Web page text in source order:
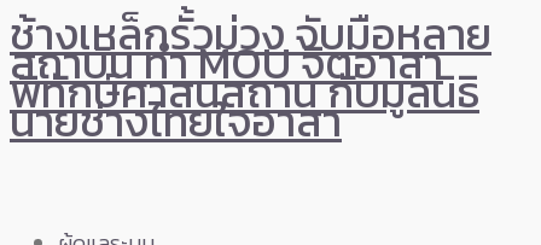
ช้างเหล็กรั้วม่วง จับมือหลาย
สถาบัน ทำ MOU จิตอาสา
พิทักษ์ศาสนสถาน กับมูลนิธิ
นายช่างไทยใจอาสา